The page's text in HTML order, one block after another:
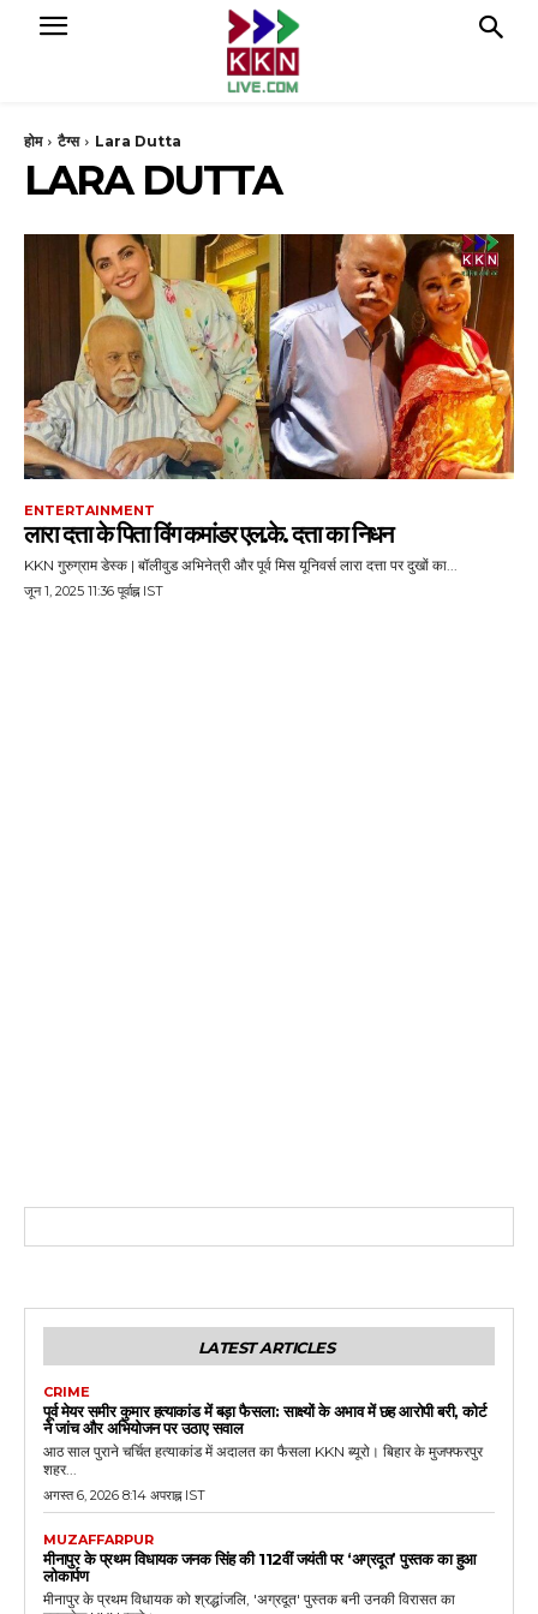
होम टैग्स Lara Dutta
LARA DUTTA
ENTERTAINMENT
लारा दत्ता के पिता विंग कमांडर एल.के. दत्ता का निधन
KKN गुरुग्राम डेस्क | बॉलीवुड अभिनेत्री और पूर्व मिस यूनिवर्स लारा दत्ता पर दुखों का...
जून 1, 2025 11:36 पूर्वाह्न IST
LATEST ARTICLES
CRIME
पूर्व मेयर समीर कुमार हत्याकांड में बड़ा फैसला: साक्ष्यों के अभाव में छह आरोपी बरी, कोर्ट
ने जांच और अभियोजन पर उठाए सवाल
आठ साल पुराने चर्चित हत्याकांड में अदालत का फैसला KKN ब्यूरो। बिहार के मुजफ्फरपुर
शहर...
अगस्त 6, 2026 8:14 अपराह्न IST
MUZAFFARPUR
मीनापुर के प्रथम विधायक जनक सिंह की 112वीं जयंती पर ‘अग्रदूत’ पुस्तक का हुआ
लोकार्पण
मीनापुर के प्रथम विधायक को श्रद्धांजलि, 'अग्रदूत' पुस्तक बनी उनकी विरासत का